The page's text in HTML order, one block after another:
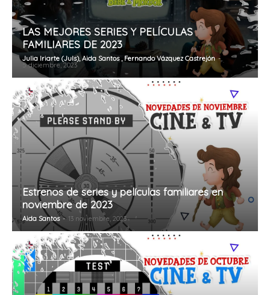
LAS MEJORES SERIES Y PELÍCULAS
FAMILIARES DE 2023
Julia Iriarte (Juls), Aida Santos , Fernando Vázquez Castrejón -
5 diciembre, 2023
Estrenos de series y películas familiares en
noviembre de 2023
Aida Santos - 13 noviembre, 2023